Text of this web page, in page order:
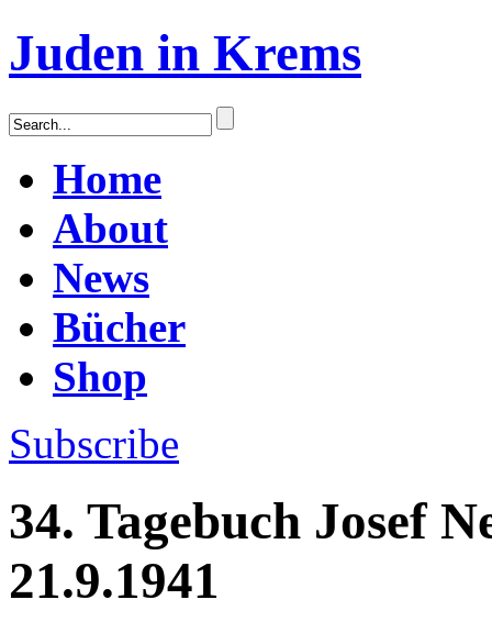
Juden in Krems
Home
About
News
Bücher
Shop
Subscribe
34. Tagebuch Josef
21.9.1941